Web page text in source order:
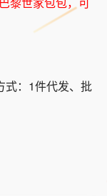
： 1件代发、批